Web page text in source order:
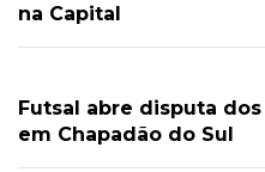
na Capital
Futsal abre disputa
em Chapadão do Sul